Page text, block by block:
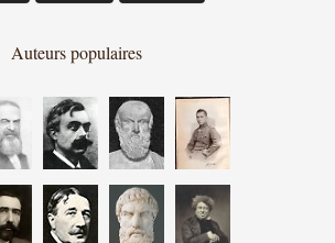
Auteurs populaires